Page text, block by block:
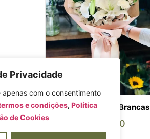
Privacidade
com o consentimento
e condições, Política
de Cookies
Buquê de Flores Brancas
289,00